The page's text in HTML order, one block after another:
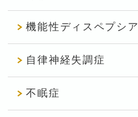
機能性ディスペプシア
自律神経失調症
不眠症